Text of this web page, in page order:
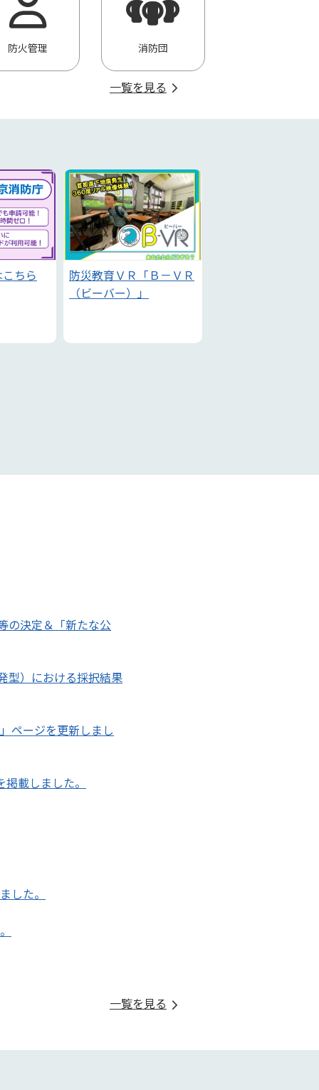
防火管理 消防団
一覧を見る
ちら
防災教育ＶＲ「Ｂ－ＶＲ
（ビーバー）」
の決定＆「新たな公
型）における採択結果
ページを更新しまし
載しました。
した。
一覧を見る